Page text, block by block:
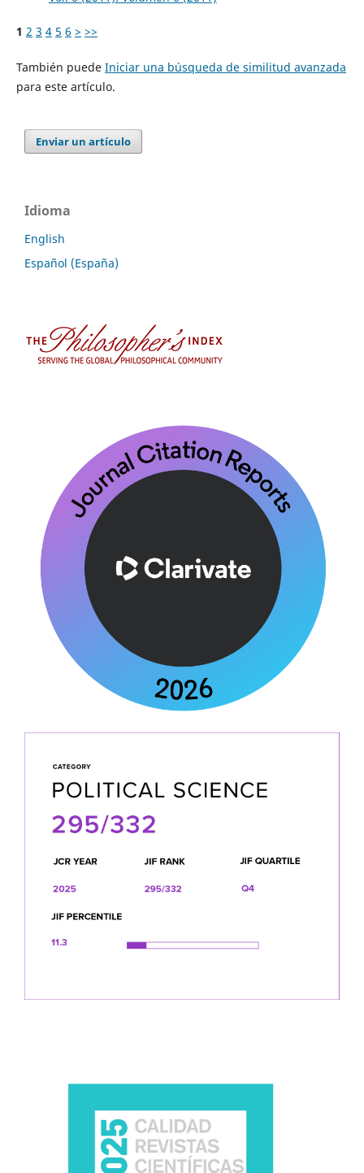
1 2 3 4 5 6 > >>
También puede Iniciar una búsqueda de similitud avanzada
para este artículo.
Enviar un artículo
Idioma
English
Español (España)